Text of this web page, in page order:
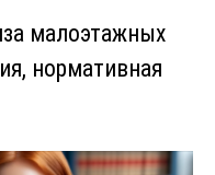
малоэтажных
нормативная